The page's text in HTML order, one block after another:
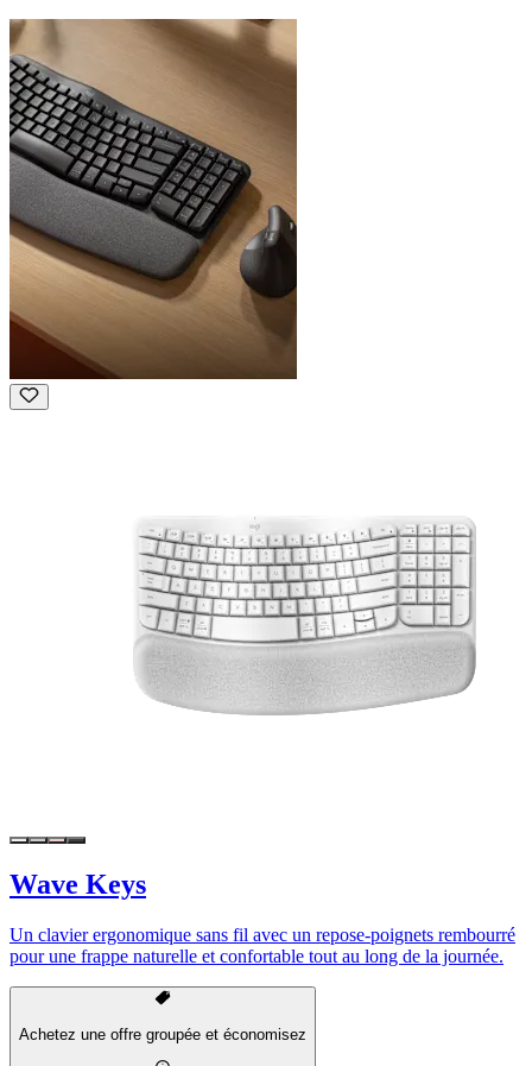
Wave Keys
Un clavier ergonomique sans fil avec un repose-poignets rembourré
pour une frappe naturelle et confortable tout au long de la journée.
Achetez une offre groupée et économisez